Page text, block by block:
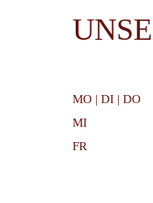
MO | DI | DO
MI
FR